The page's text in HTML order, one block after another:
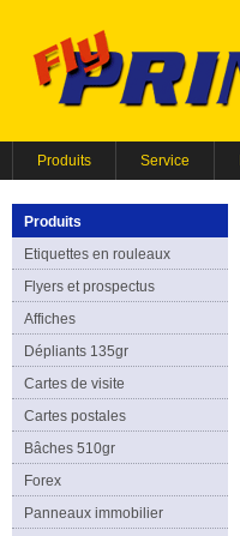
Produits Service
Produits
Etiquettes en rouleaux
Flyers et prospectus
Affiches
Dépliants 135gr
Cartes de visite
Cartes postales
Bâches 510gr
Forex
Panneaux immobilier